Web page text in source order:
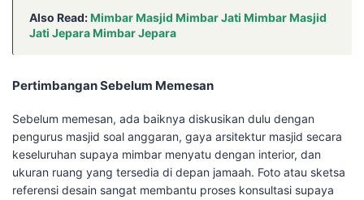
Also Read:Mimbar Masjid Mimbar Jati Mimbar Masjid
Jati Jepara Mimbar Jepara
Pertimbangan Sebelum Memesan
Sebelum memesan, ada baiknya diskusikan dulu dengan
pengurus masjid soal anggaran, gaya arsitektur masjid secara
keseluruhan supaya mimbar menyatu dengan interior, dan
ukuran ruang yang tersedia di depan jamaah. Foto atau sketsa
referensi desain sangat membantu proses konsultasi supaya